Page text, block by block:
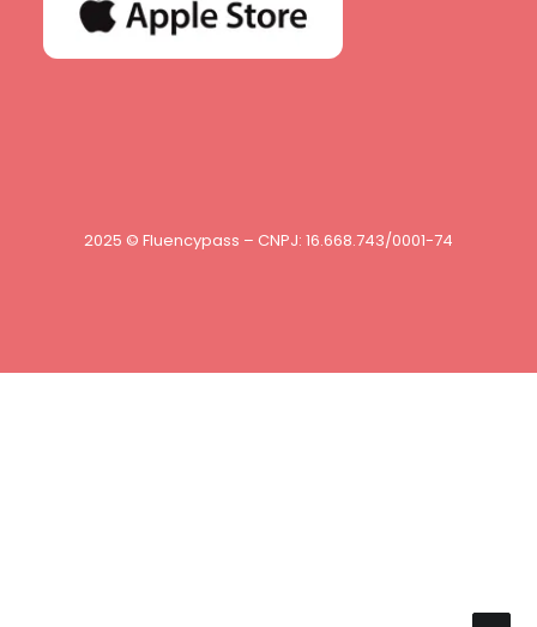
2025 © Fluencypass – CNPJ: 16.668.743/0001-74